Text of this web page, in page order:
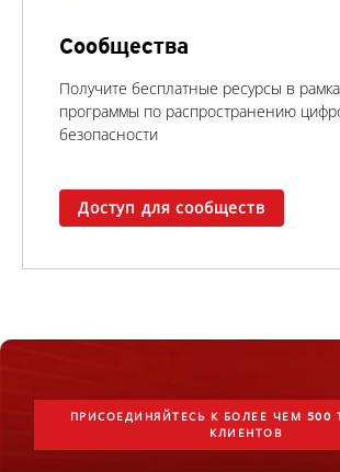
Сообщества
Получите бесплатные ресурсы в
программы по распространению
безопасности
Доступ для сообществ
ПРИСОЕДИНЯЙТЕСЬ К БОЛЕЕ ЧЕМ 500
КЛИЕНТОВ